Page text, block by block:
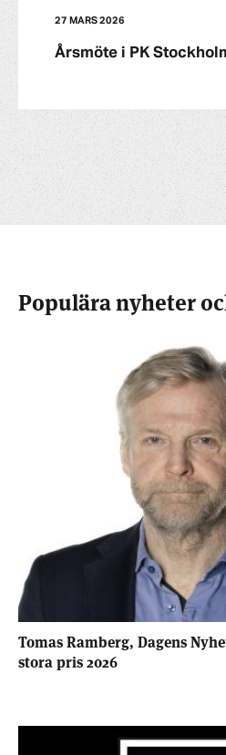
27 MARS 2026
Årsmöte i PK
Populära nyheter
Tomas Ramberg, Dagens
stora pris 2026